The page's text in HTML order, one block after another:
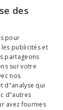
ENGLISH
GERMAN
ITALIAN
PORTUGUESE
des
pour
publicités et
partageons
sur votre
nos
d"analyse qui
d"autres
avez fournies